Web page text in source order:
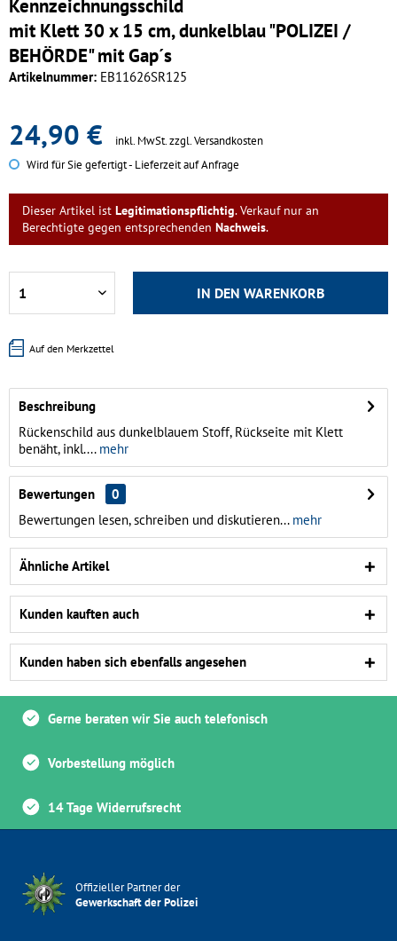
Kennzeichnungsschild
mit Klett 30 x 15 cm, dunkelblau "POLIZEI /
BEHÖRDE" mit Gap´s
Artikelnummer: EB11626SR125
24,90 € inkl. MwSt.zzgl. Versandkosten
Wird für Sie gefertigt - Lieferzeit auf Anfrage
Dieser Artikel ist Legitimationspflichtig. Verkauf nur an
Berechtigte gegen entsprechenden Nachweis.
IN DEN WARENKORB
Auf den Merkzettel
Beschreibung
Rückenschild aus dunkelblauem Stoff, Rückseite mit Klett
benäht, inkl....mehr
Bewertungen
0
Bewertungen lesen, schreiben und diskutieren...mehr
Ähnliche Artikel
Kunden kauften auch
Kunden haben sich ebenfalls angesehen
Gerne beraten wir Sie auch telefonisch
Vorbestellung möglich
14 Tage Widerrufsrecht
Offizieller Partner der
Gewerkschaft der Polizei